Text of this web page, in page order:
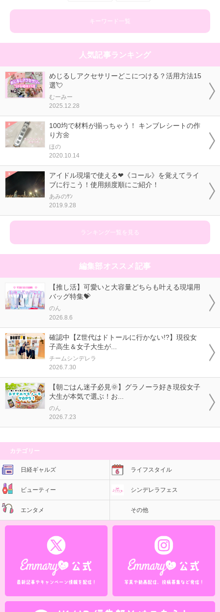
キーワード一覧
人気記事ランキング
めじるしアクセサリーどこにつける？活用方法15
選💘
むーみー
2025.12.28
100均で材料が揃っちゃう！ キンブレシートの作
り方🌼
ほの
2020.10.14
アイドル現場で使える❤《コール》を覚えてライ
ブに行こう！使用頻度順にご紹介！
あみのｻﾝ
2019.9.28
ランキング一覧を見る
編集部オススメ記事
【推し活】可愛いと大容量どちらも叶える現場用
バッグ特集💝
のん
2026.8.6
確認中【Z世代はドトールに行かない!?】現役女
子高生＆女子大生が...
チームシンデレラ
2026.7.30
【朝ごはん迷子必見🌞】グラノーラ好き現役女子
大生が本気で選ぶ！お...
のん
2026.7.23
カテゴリー
日経ギャルズ ライフスタイル
ビューティー シンデレラフェス
エンタメ その他